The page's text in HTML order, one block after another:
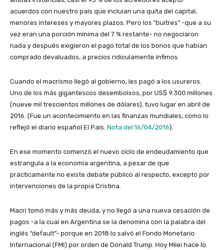
acuerdos con nuestro país que incluían una quita del capital,
menores intereses y mayores plazos. Pero los “buitres” -que a su
vez eran una porción mínima del 7 % restante- no negociaron
nada y después exigieron el pago total de los bonos que habían
comprado devaluados, a precios ridiculamente ínfimos.
Cuando el macrismo llegó al gobierno, les pagó a los usureros.
Uno de los más gigantescos desembolsos, por US$ 9.300 millones
(nueve mil trescientos millones de dólares), tuvo lugar en abril de
2016. (Fue un acontecimiento en las finanzas mundiales, como lo
reflejó el diario español El País. Nota del 16/04/2016).
En ese momento comenzó el nuevo ciclo de endeudamiento que
estrangula a la economía argentina, a pesar de que
prácticamente no existe debate público al respecto, excepto por
intervenciones de la propia Cristina.
Macri tomó más y más deuda, y no llegó a una nueva cesación de
pagos -a la cual en Argentina se la denomina con la palabra del
inglés “default”- porque en 2018 lo salvó el Fondo Monetario
Internacional (FMI) por orden de Donald Trump. Hoy Milei hace lo